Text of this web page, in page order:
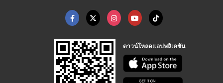
ดาวน์โหลดแอปพลิเคชัน